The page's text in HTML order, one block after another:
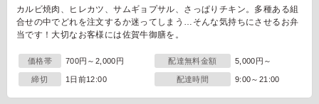
カルビ焼肉、ヒレカツ、サムギョプサル、さっぱりチキン。多種ある組
合せの中でどれを注文するか迷ってしまう…そんな気持ちにさせるお弁
当です！大切なお客様には佐賀牛御膳を。
価格帯 700円～2,000円 配達無料金額 5,000円～
締切 1日前12:00 配達時間 9:00～21:00